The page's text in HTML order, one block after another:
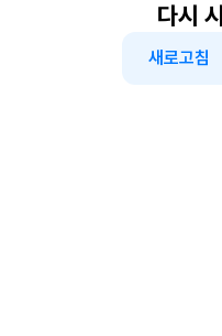
다시
새로고침